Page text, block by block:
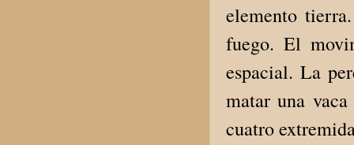
elemento
fuego. El
espacial. La
matar una
cuatro